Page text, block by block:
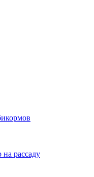
рассаду